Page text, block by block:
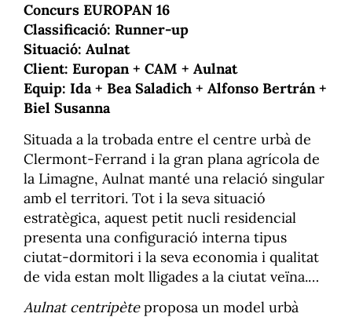
Concurs EUROPAN 16
Classificació: Runner-up
Situació: Aulnat
Client: Europan + CAM + Aulnat
Equip: Ida + Bea Saladich + Alfonso Bertrán +
Biel Susanna
Situada a la trobada entre el centre urbà de
Clermont-Ferrand i la gran plana agrícola de
la Limagne, Aulnat manté una relació singular
amb el territori. Tot i la seva situació
estratègica, aquest petit nucli residencial
presenta una configuració interna tipus
ciutat-dormitori i la seva economia i qualitat
de vida estan molt lligades a la ciutat veïna.
En un context de crisi climàtica el projecte
Aulnat centripèteproposa un model urbà